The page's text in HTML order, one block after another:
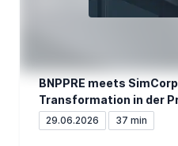
BNPPRE meets
Transformation in der
29.06.2026 37 min